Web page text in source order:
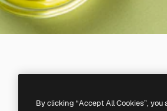
By clicking “Accept All Cookies”,